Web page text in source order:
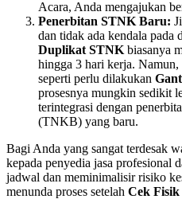
Acara, Anda mengajukan
Penerbitan STNK Baru:
dan tidak ada kendala pada
Duplikat STNK biasanya
hingga 3 hari kerja.
seperti perlu dilakukan
prosesnya mungkin sedikit
terintegrasi dengan
(TNKB) yang baru.
Bagi Anda yang sangat terdesak
kepada penyedia jasa profesional
jadwal dan meminimalisir risiko
menunda proses setelah Cek Fisik